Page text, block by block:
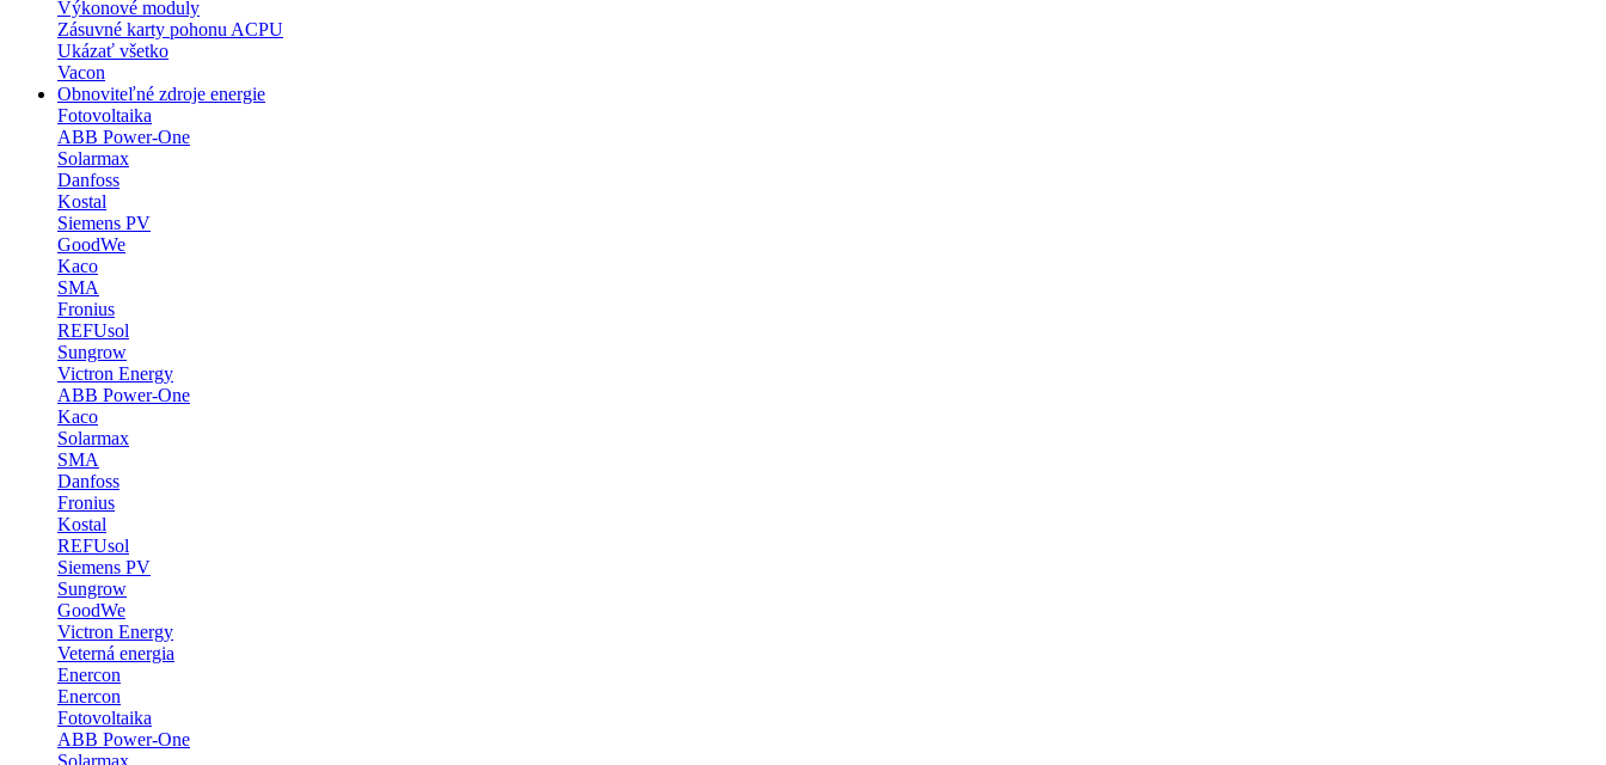
Výkonové moduly
Zásuvné karty pohonu ACPU
Ukázať všetko
Vacon
Obnoviteľné zdroje energie
Fotovoltaika
ABB Power-One
Solarmax
Danfoss
Kostal
Siemens PV
GoodWe
Kaco
SMA
Fronius
REFUsol
Sungrow
Victron Energy
ABB Power-One
Kaco
Solarmax
SMA
Danfoss
Fronius
Kostal
REFUsol
Siemens PV
Sungrow
GoodWe
Victron Energy
Veterná energia
Enercon
Enercon
Fotovoltaika
ABB Power-One
Solarmax